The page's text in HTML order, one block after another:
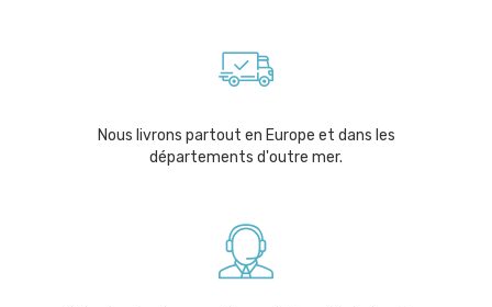
Nous livrons partout en Europe et dans les
départements d'outre mer.